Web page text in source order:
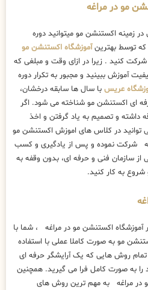
مو در مراغه
زمینه اکستنشن مو میتوانید دوره
که توسط بهترینآموزشگاه اکستنشن مو
کنید . زیرا در ازای وقت و مبلغی که
آموزش ببینید و مجبور به تکرار دوره
عریس با سال ها سابقه درخشان،
ای اکستنشن مو شناخته می شود. اگر
داشته و تصمیم به یاد گرفتن و اخذ
توانید در کلاس های اموزش اکستنشن مو
شرکت نموده و پس از یادگیری و کسب
از سازمان فنی و حرفه ای، بدون وقفه به
به کار کنید.
اکستنشن مو در مراغه ، شما با
مو به صورت کاملا عملی با استفاده
روش هایی که یک آرایشگر حرفه ای
را به صورت کامل فرا می گیرید. همچنین
در مراغه به مهم ترین روش های